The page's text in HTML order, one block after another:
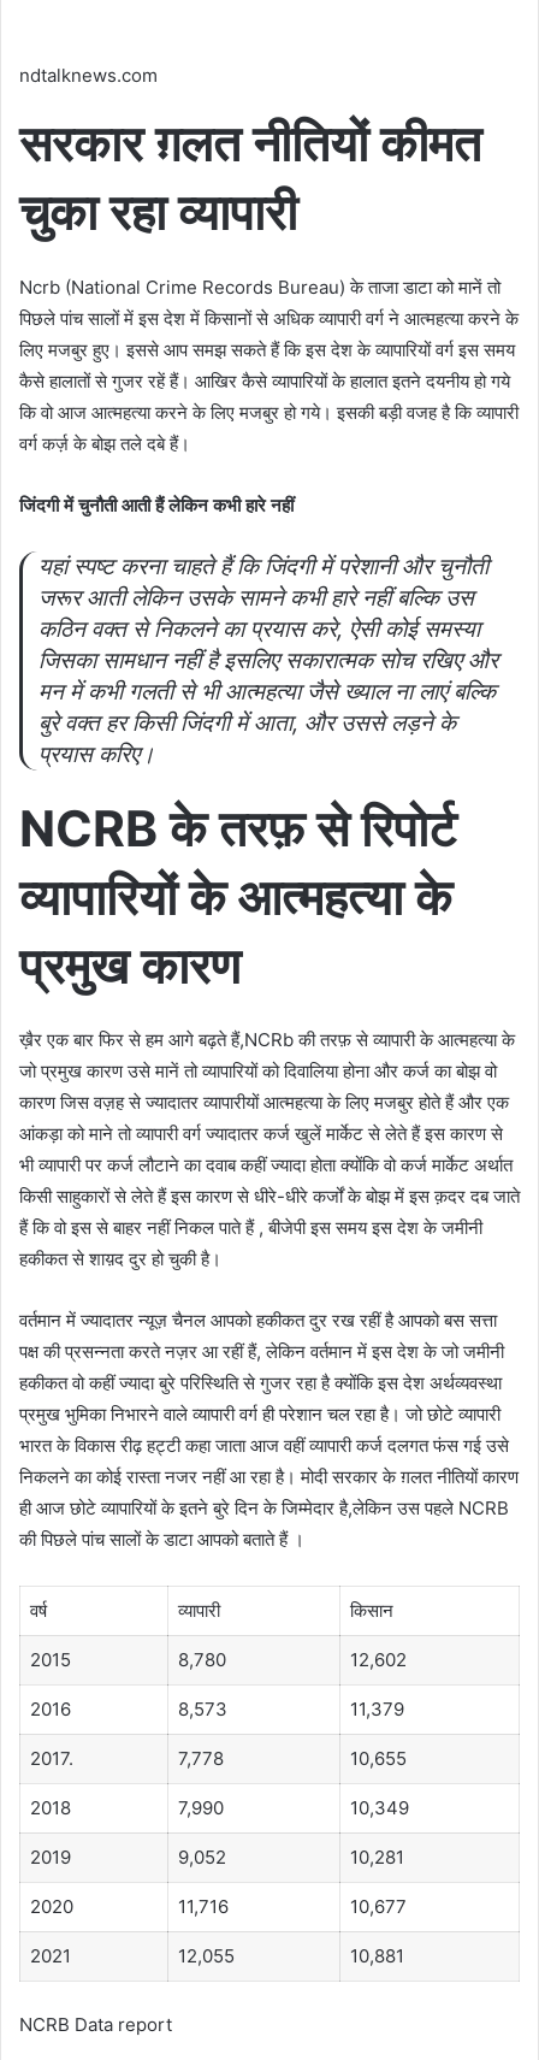
ndtalknews.com
सरकार ग़लत नीतियों कीमत
चुका रहा व्यापारी
Ncrb (National Crime Records Bureau) के ताजा डाटा को मानें तो
पिछले पांच सालों में इस देश में किसानों से अधिक व्यापारी वर्ग ने आत्महत्या करने के
लिए मजबुर हुए। इससे आप समझ सकते हैं कि इस देश के व्यापारियों वर्ग इस समय
कैसे हालातों से गुजर रहें हैं। आखिर कैसे व्यापारियों के हालात इतने दयनीय हो गये
कि वो आज आत्महत्या करने के लिए मजबुर हो गये। इसकी बड़ी वजह है कि व्यापारी
वर्ग कर्ज़ के बोझ तले दबे हैं।
जिंदगी में चुनौती आती हैं लेकिन कभी हारे नहीं
यहां स्पष्ट करना चाहते हैं कि जिंदगी में परेशानी और चुनौती
जरूर आती लेकिन उसके सामने कभी हारे नहीं बल्कि उस
कठिन वक्त से निकलने का प्रयास करे, ऐसी कोई समस्या
जिसका सामधान नहीं है इसलिए सकारात्मक सोच रखिए और
मन में कभी गलती से भी आत्महत्या जैसे ख्याल ना लाएं बल्कि
बुरे वक्त हर किसी जिंदगी में आता, और उससे लड़ने के
प्रयास करिए।
NCRB के तरफ़ से रिपोर्ट
व्यापारियों के आत्महत्या के
प्रमुख कारण
ख़ैर एक बार फिर से हम आगे बढ़ते हैं,NCRb की तरफ़ से व्यापारी के आत्महत्या के
जो प्रमुख कारण उसे मानें तो व्यापारियों को दिवालिया होना और कर्ज का बोझ वो
कारण जिस वज़ह से ज्यादातर व्यापारीयों आत्महत्या के लिए मजबुर होते हैं और एक
आंकड़ा को माने तो व्यापारी वर्ग ज्यादातर कर्ज खुलें मार्केट से लेते हैं इस कारण से
भी व्यापारी पर कर्ज लौटाने का दवाब कहीं ज्यादा होता क्योंकि वो कर्ज मार्केट अर्थात
किसी साहुकारों से लेते हैं इस कारण से धीरे-धीरे कर्जों के बोझ में इस क़दर दब जाते
हैं कि वो इस से बाहर नहीं निकल पाते हैं , बीजेपी इस समय इस देश के जमीनी
हकीकत से शाय़द दुर हो चुकी है।
वर्तमान में ज्यादातर न्यूज़ चैनल आपको हकीकत दुर रख रहीं है आपको बस सत्ता
पक्ष की प्रसन्नता करते नज़र आ रहीं हैं, लेकिन वर्तमान में इस देश के जो जमीनी
हकीकत वो कहीं ज्यादा बुरे परिस्थिति से गुजर रहा है क्योंकि इस देश अर्थव्यवस्था
प्रमुख भुमिका निभारने वाले व्यापारी वर्ग ही परेशान चल रहा है। जो छोटे व्यापारी
भारत के विकास रीढ़ हट्टी कहा जाता आज वहीं व्यापारी कर्ज दलगत फंस गई उसे
निकलने का कोई रास्ता नजर नहीं आ रहा है। मोदी सरकार के ग़लत नीतियों कारण
ही आज छोटे व्यापारियों के इतने बुरे दिन के जिम्मेदार है,लेकिन उस पहले NCRB
की पिछले पांच सालों के डाटा आपको बताते हैं ।
वर्ष व्यापारी किसान
2015 8,780 12,602
2016 8,573 11,379
2017. 7,778 10,655
2018 7,990 10,349
2019 9,052 10,281
2020 11,716 10,677
2021 12,055 10,881
NCRB Data report